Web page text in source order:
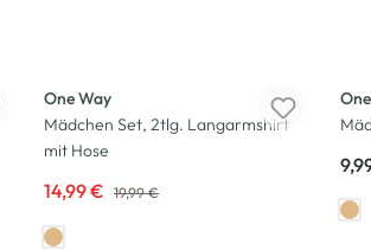
One Way
Mädchen Set, 2tlg. Langarmshirt
mit Hose
14,99 € 19,99 €